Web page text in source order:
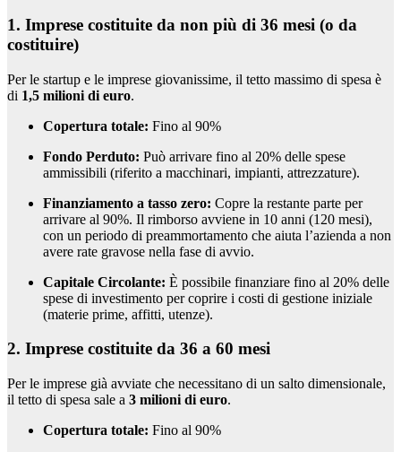
1. Imprese costituite da non più di 36 mesi (o da
costituire)
Per le startup e le imprese giovanissime, il tetto massimo di spesa è
di 1,5 milioni di euro.
Copertura totale: Fino al 90%
Fondo Perduto: Può arrivare fino al 20% delle spese
ammissibili (riferito a macchinari, impianti, attrezzature).
Finanziamento a tasso zero: Copre la restante parte per
arrivare al 90%. Il rimborso avviene in 10 anni (120 mesi),
con un periodo di preammortamento che aiuta l’azienda a non
avere rate gravose nella fase di avvio.
Capitale Circolante: È possibile finanziare fino al 20% delle
spese di investimento per coprire i costi di gestione iniziale
(materie prime, affitti, utenze).
2. Imprese costituite da 36 a 60 mesi
Per le imprese già avviate che necessitano di un salto dimensionale,
il tetto di spesa sale a 3 milioni di euro.
Copertura totale: Fino al 90%